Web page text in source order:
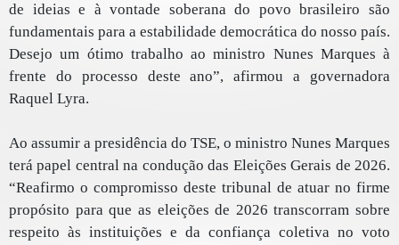
de ideias e à vontade soberana do povo brasileiro são
fundamentais para a estabilidade democrática do nosso país.
Desejo um ótimo trabalho ao ministro Nunes Marques à
frente do processo deste ano”, afirmou a governadora
Raquel Lyra.
Ao assumir a presidência do TSE, o ministro Nunes Marques
terá papel central na condução das Eleições Gerais de 2026.
“Reafirmo o compromisso deste tribunal de atuar no firme
propósito para que as eleições de 2026 transcorram sobre
respeito às instituições e da confiança coletiva no voto